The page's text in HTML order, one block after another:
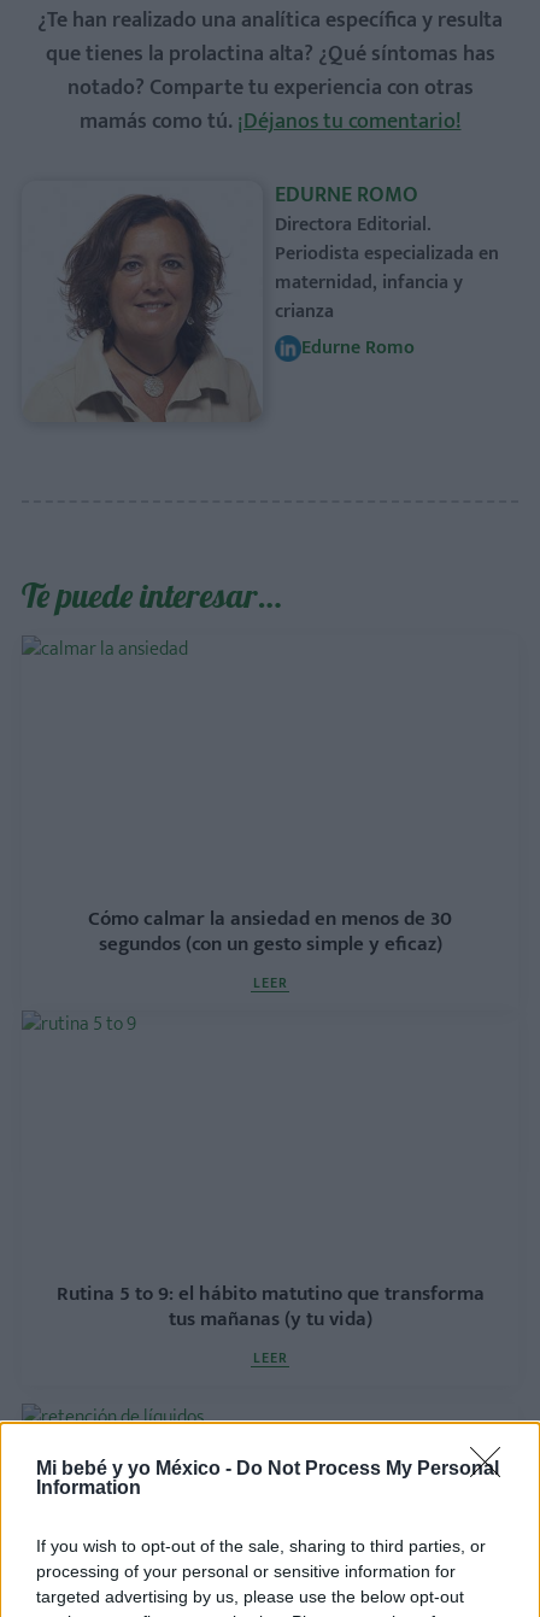
Mi bebé y yo México - Do Not Process My Personal
Information
If you wish to opt-out of the sale, sharing to third parties, or
processing of your personal or sensitive information for
targeted advertising by us, please use the below opt-out
¿Te han realizado una analítica específica y resulta
que tienes la prolactina alta? ¿Qué síntomas has
notado? Comparte tu experiencia con otras
mamás como tú. ¡Déjanos tu comentario!
EDURNE ROMO
Directora Editorial.
Periodista especializada en
maternidad, infancia y
crianza
Edurne Romo
Te puede interesar…
Cómo calmar la ansiedad en menos de 30
segundos (con un gesto simple y eficaz)
LEER
Rutina 5 to 9: el hábito matutino que transforma
tus mañanas (y tu vida)
LEER